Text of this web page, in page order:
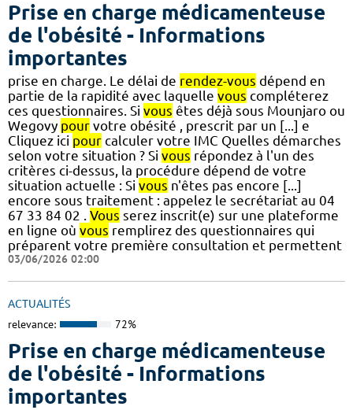
Prise en charge médicamenteuse
de l'obésité - Informations
importantes
prise en charge. Le délai de rendez-vous dépend en
partie de la rapidité avec laquelle vous compléterez
ces questionnaires. Si vous êtes déjà sous Mounjaro ou
Wegovy pour votre obésité , prescrit par un [...] e
Cliquez ici pour calculer votre IMC Quelles démarches
selon votre situation ? Si vous répondez à l'un des
critères ci-dessus, la procédure dépend de votre
situation actuelle : Si vous n'êtes pas encore [...]
encore sous traitement : appelez le secrétariat au 04
67 33 84 02 . Vous serez inscrit(e) sur une plateforme
en ligne où vous remplirez des questionnaires qui
préparent votre première consultation et permettent
03/06/2026 02:00
ACTUALITÉS
relevance: 72%
Prise en charge médicamenteuse
de l'obésité - Informations
importantes